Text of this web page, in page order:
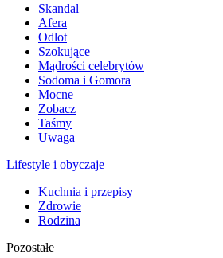
Skandal
Afera
Odlot
Szokujące
Mądrości celebrytów
Sodoma i Gomora
Mocne
Zobacz
Taśmy
Uwaga
Lifestyle i obyczaje
Kuchnia i przepisy
Zdrowie
Rodzina
Pozostałe